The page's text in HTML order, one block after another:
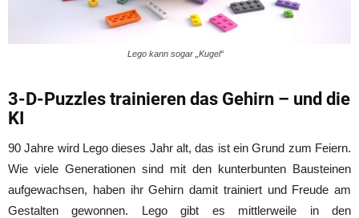
Lego kann sogar „Kugel“
3-D-Puzzles trainieren das Gehirn – und die
KI
90 Jahre wird Lego dieses Jahr alt, das ist ein Grund zum Feiern.
Wie viele Generationen sind mit den kunterbunten Bausteinen
aufgewachsen, haben ihr Gehirn damit trainiert und Freude am
Gestalten gewonnen. Lego gibt es mittlerweile in den